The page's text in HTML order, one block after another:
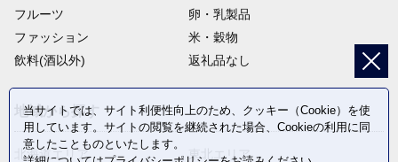
フルーツ
卵・乳製品
ファッション
米・穀物
飲料(酒以外)
返礼品なし
地域から探す
北海道エリア
東北エリア
当サイトでは、サイト利便性向上のため、クッキー（Cookie）を使
用しています。サイトの閲覧を継続された場合、Cookieの利用に同
意したことものといたします。